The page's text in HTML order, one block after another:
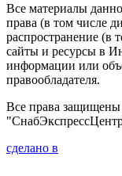
Все материалы
права (в том числе
распространение (в
сайты и ресурсы в
информации или
правообладателя.
Все права
сделано в